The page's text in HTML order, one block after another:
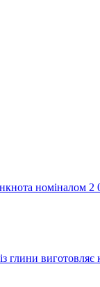
номіналом
глини виготовляє